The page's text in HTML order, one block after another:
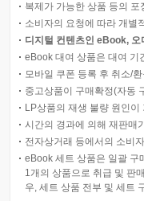
복제가 가능한 상품 등의
소비자의 요청에 따라 개별
디지털 컨텐츠인 eBook,
eBook 대여 상품은 대여 기
모바일 쿠폰 등록 후 취소/
중고상품이 구매확정(자동
LP상품의 재생 불량 원인
시간의 경과에 의해 재판매
전자상거래 등에서의 소비
eBook 세트 상품은 일괄 구
1개의 상품으로 취급 및 판
우, 세트 상품 전부 및 세트